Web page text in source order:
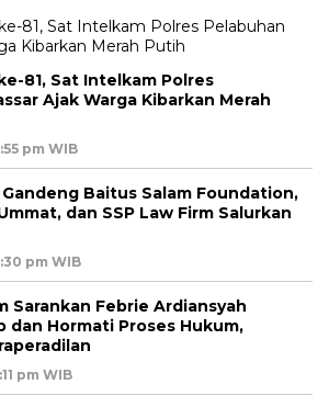
81, Sat Intelkam Polres
Ajak Warga Kibarkan Merah
pm WIB
Gandeng Baitus Salam Foundation,
dan SSP Law Firm Salurkan
pm WIB
Sarankan Febrie Ardiansyah
dan Hormati Proses Hukum,
pm WIB